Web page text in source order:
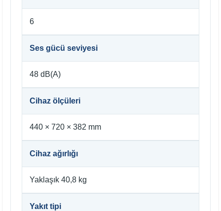
6
Ses gücü seviyesi
48 dB(A)
Cihaz ölçüleri
440 × 720 × 382 mm
Cihaz ağırlığı
Yaklaşık 40,8 kg
Yakıt tipi